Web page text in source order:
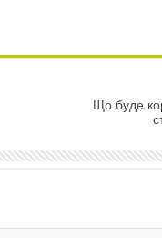
Що буде